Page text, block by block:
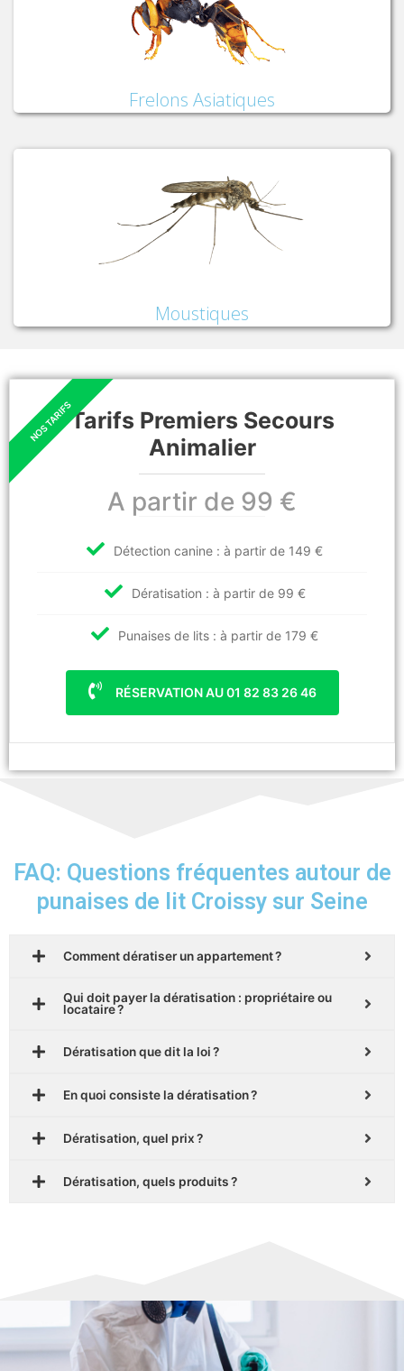
Frelons Asiatiques
Moustiques
Tarifs Premiers Secours
Animalier
A partir de 99 €
Détection canine : à partir de 149 €
Dératisation : à partir de 99 €
Punaises de lits : à partir de 179 €
RÉSERVATION AU 01 82 83 26 46
FAQ: Questions fréquentes autour de
punaises de lit Croissy sur Seine
Comment dératiser un appartement ?
Qui doit payer la dératisation : propriétaire ou
locataire ?
Dératisation que dit la loi ?
En quoi consiste la dératisation ?
Dératisation, quel prix ?
Dératisation, quels produits ?